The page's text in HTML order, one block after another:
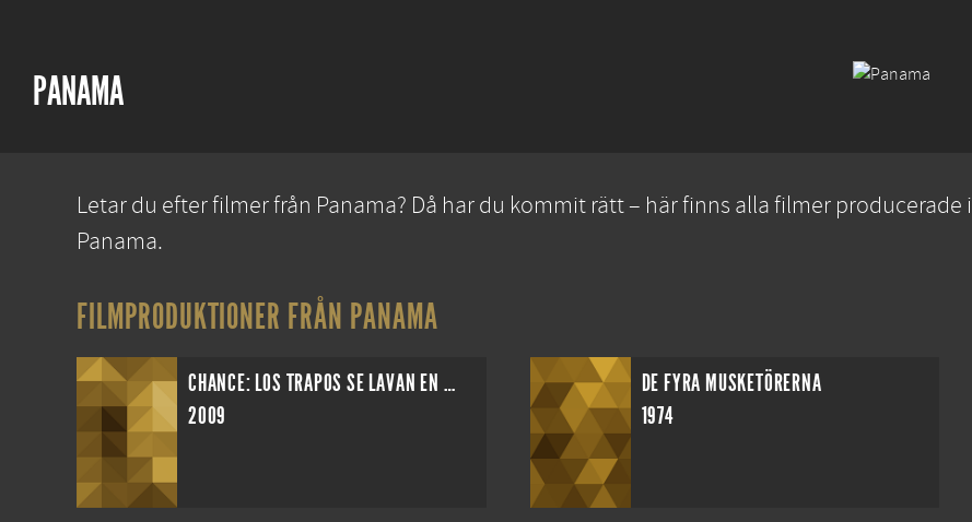
PANAMA
Letar du efter filmer från Panama? Då har du kommit rätt – här finns alla filmer producerade i
Panama.
FILMPRODUKTIONER FRÅN PANAMA
CHANCE: LOS TRAPOS SE LAVAN EN CASA
2009
DE FYRA MUSKETÖRERNA
1974